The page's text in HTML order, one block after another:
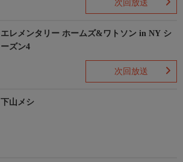
次回放送
エレメンタリー ホームズ&ワトソン in NY シ
ーズン4
次回放送
下山メシ